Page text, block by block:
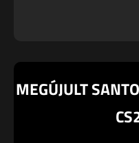
MEGÚJULT